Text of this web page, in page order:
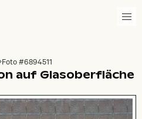
Foto #6894511
auf Glasoberfläche